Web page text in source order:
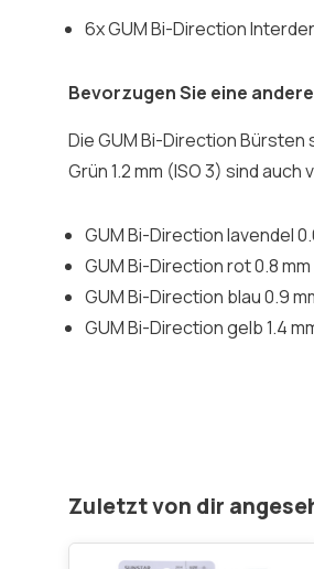
6x GUM Bi-Direction
Bevorzugen Sie eine
Die GUM Bi-Direction
Grün 1.2 mm (ISO 3) sind auch
GUM Bi-Direction lavendel
GUM Bi-Direction rot 0.8 mm
GUM Bi-Direction blau 0.9
GUM Bi-Direction gelb 1.4
Zuletzt von dir